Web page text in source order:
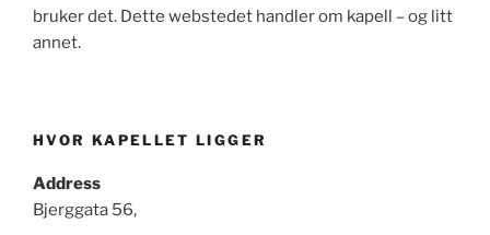
bruker det. Dette webstedet handler om kapell – og litt
annet.
HVOR KAPELLET LIGGER
Address
Bjerggata 56,